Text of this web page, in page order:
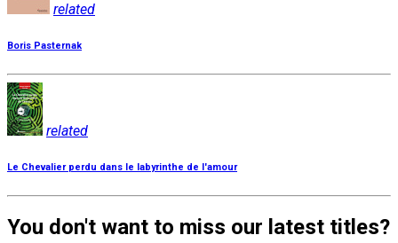
related
Boris Pasternak
related
Le Chevalier perdu dans le labyrinthe de l'amour
You don't want to miss our latest titles?